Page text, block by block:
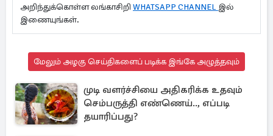
அறிந்துக்கொள்ள லங்காசிறி WHATSAPP CHANNEL இல்
இணையுங்கள்.
மேலும் அழகு செய்திகளைப் படிக்க இங்கே அழுத்தவும்
முடி வளர்ச்சியை அதிகரிக்க உதவும்
செம்பருத்தி எண்ணெய்.., எப்படி
தயாரிப்பது?